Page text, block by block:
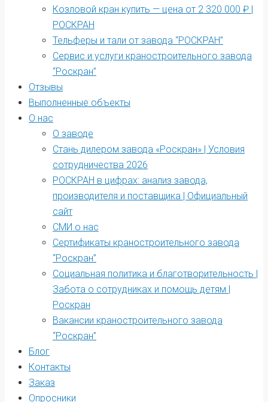
Козловой кран купить — цена от 2 320 000 ₽ |
РОСКРАН
Тельферы и тали от завода “РОСКРАН”
Сервис и услуги краностроительного завода
“Роскран”
Отзывы
Выполненные объекты
О нас
О заводе
Стань дилером завода «Роскран» | Условия
сотрудничества 2026
РОСКРАН в цифрах: анализ завода,
производителя и поставщика | Официальный
сайт
СМИ о нас
Сертификаты краностроительного завода
“Роскран”
Социальная политика и благотворительность |
Забота о сотрудниках и помощь детям |
Роскран
Вакансии краностроительного завода
“Роскран”
Блог
Контакты
Заказ
Опросники